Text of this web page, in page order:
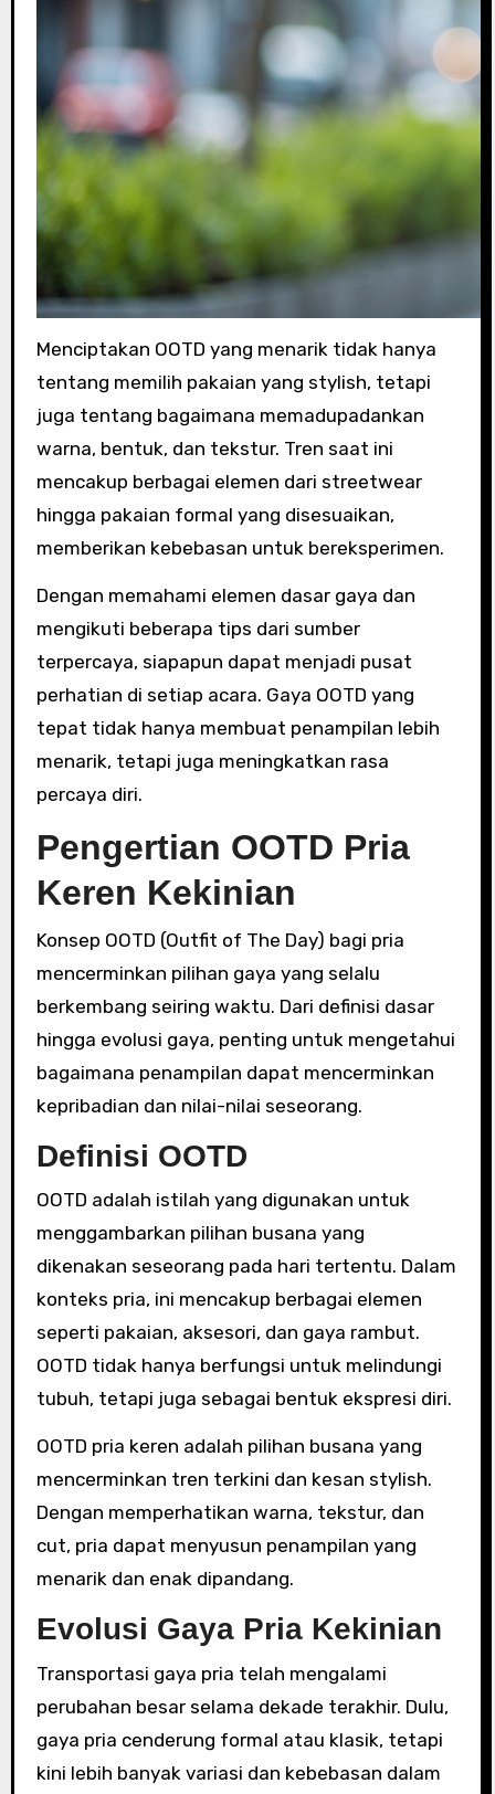
Menciptakan OOTD yang menarik tidak hanya
tentang memilih pakaian yang stylish, tetapi
juga tentang bagaimana memadupadankan
warna, bentuk, dan tekstur. Tren saat ini
mencakup berbagai elemen dari streetwear
hingga pakaian formal yang disesuaikan,
memberikan kebebasan untuk bereksperimen.
Dengan memahami elemen dasar gaya dan
mengikuti beberapa tips dari sumber
terpercaya, siapapun dapat menjadi pusat
perhatian di setiap acara. Gaya OOTD yang
tepat tidak hanya membuat penampilan lebih
menarik, tetapi juga meningkatkan rasa
percaya diri.
Pengertian OOTD Pria
Keren Kekinian
Konsep OOTD (Outfit of The Day) bagi pria
mencerminkan pilihan gaya yang selalu
berkembang seiring waktu. Dari definisi dasar
hingga evolusi gaya, penting untuk mengetahui
bagaimana penampilan dapat mencerminkan
kepribadian dan nilai-nilai seseorang.
Definisi OOTD
OOTD adalah istilah yang digunakan untuk
menggambarkan pilihan busana yang
dikenakan seseorang pada hari tertentu. Dalam
konteks pria, ini mencakup berbagai elemen
seperti pakaian, aksesori, dan gaya rambut.
OOTD tidak hanya berfungsi untuk melindungi
tubuh, tetapi juga sebagai bentuk ekspresi diri.
OOTD pria keren adalah pilihan busana yang
mencerminkan tren terkini dan kesan stylish.
Dengan memperhatikan warna, tekstur, dan
cut, pria dapat menyusun penampilan yang
menarik dan enak dipandang.
Evolusi Gaya Pria Kekinian
Transportasi gaya pria telah mengalami
perubahan besar selama dekade terakhir. Dulu,
gaya pria cenderung formal atau klasik, tetapi
kini lebih banyak variasi dan kebebasan dalam